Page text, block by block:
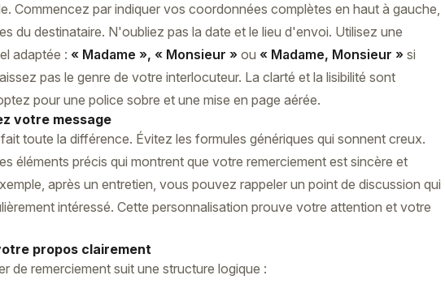
Commencez par indiquer vos coordonnées complètes en haut à gauche,
du destinataire. N'oubliez pas la date et le lieu d'envoi. Utilisez une
adaptée : « Madame », « Monsieur » ou « Madame, Monsieur » si
pas le genre de votre interlocuteur. La clarté et la lisibilité sont
pour une police sobre et une mise en page aérée.
votre message
toute la différence. Évitez les formules génériques qui sonnent creux.
éléments précis qui montrent que votre remerciement est sincère et
après un entretien, vous pouvez rappeler un point de discussion qui
intéressé. Cette personnalisation prouve votre attention et votre
propos clairement
de remerciement suit une structure logique :